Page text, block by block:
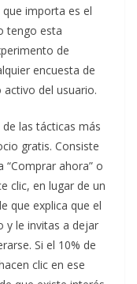
importa es el
tengo esta
de
encuesta de
del usuario.
las tácticas más
gratis. Consiste
ahora” o
clic, en lugar de un
que explica que el
y le invitas a dejar
Si el 10% de
clic en ese